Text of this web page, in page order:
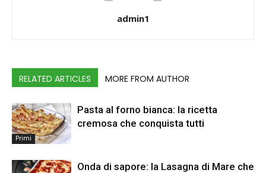
admin1
RELATED ARTICLES MORE FROM AUTHOR
Primi
Pasta al forno bianca: la ricetta
cremosa che conquista tutti
Onda di sapore: la Lasagna di Mare che